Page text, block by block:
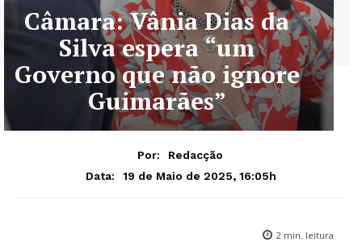
Câmara: Vânia Dias da
Silva espera “um
Governo que não ignore
Guimarães”
Por:
Redacção
Data:
19 de Maio de 2025, 16:05h
2 min. leitura